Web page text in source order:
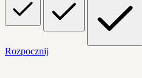
Rozpocznij